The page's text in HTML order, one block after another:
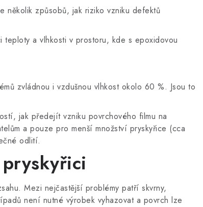
několik způsobů, jak riziko vzniku defektů
teploty a vlhkosti v prostoru, kde s epoxidovou
zvládnou i vzdušnou vlhkost okolo 60 %. Jsou to
jak předejít vzniku povrchového filmu na
a pouze pro menší množství pryskyřice (cca
odlití.
Mezi nejčastější problémy patří skvrny,
není nutné výrobek vyhazovat a povrch lze